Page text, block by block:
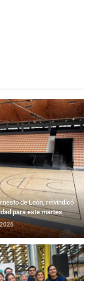
de León, reivindicó
para este martes